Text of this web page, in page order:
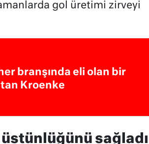
gol üretimi zirveyi
branşında eli olan bir
Kroenke
sağladı